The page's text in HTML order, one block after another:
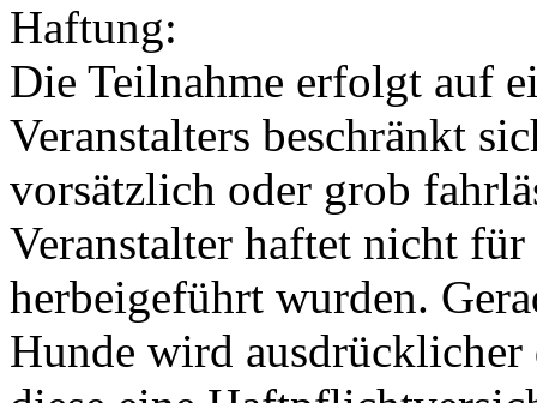
Haftung:
Die Teilnahme erfolgt auf
Veranstalters beschränkt
vorsätzlich oder grob
Veranstalter haftet nicht
herbeigeführt wurden.
Hunde wird ausdrücklicher